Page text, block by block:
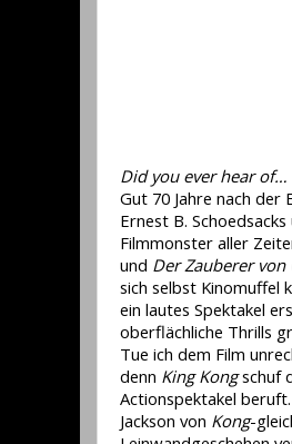
Did you ever hear of…
Gut 70 Jahre nach der
Ernest B.
Filmmonster aller
und Der Zauberer von
sich selbst Kinomuffel
ein lautes Spektakel
oberflächliche Thrills
Tue ich dem Film
denn King Kongschuf
Actionspektakel
Jackson von Kong-